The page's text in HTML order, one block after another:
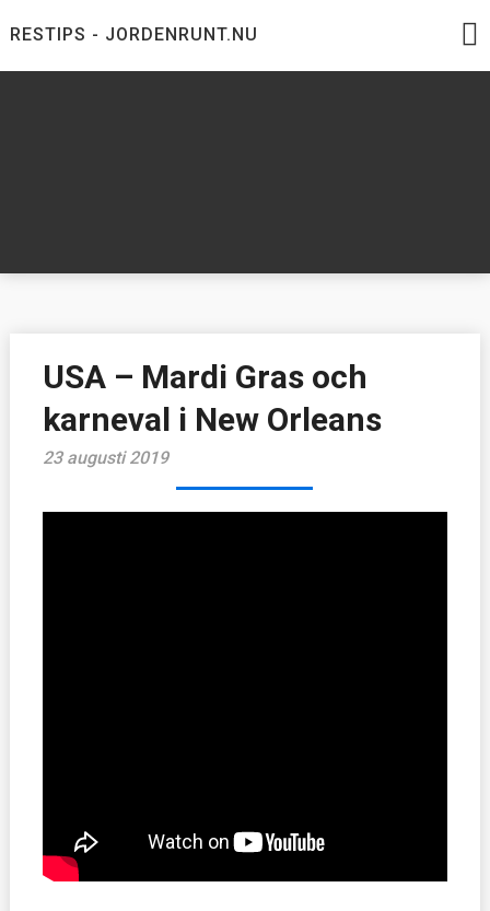
toRESTIPS - JORDENRUNT.NU
USA – Mardi Gras och
karneval i New Orleans
23 augusti 2019